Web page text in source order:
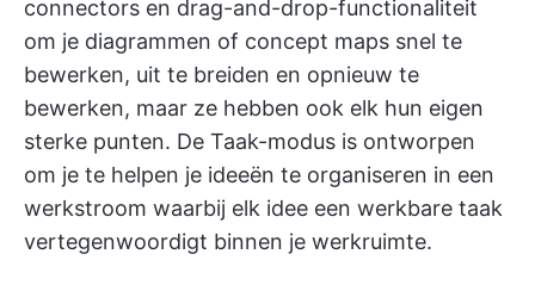
connectors en drag-and-drop-functionaliteit
om je diagrammen of concept maps snel te
bewerken, uit te breiden en opnieuw te
bewerken, maar ze hebben ook elk hun eigen
sterke punten. De Taak-modus is ontworpen
om je te helpen je ideeën te organiseren in een
werkstroom waarbij elk idee een werkbare taak
vertegenwoordigt binnen je werkruimte.